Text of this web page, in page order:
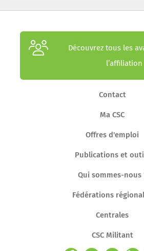
Découvrez tous les
l’affiliation
Contact
Ma CSC
Offres d'emploi
Publications et
Qui sommes-nous
Fédérations
Centrales
CSC Militant